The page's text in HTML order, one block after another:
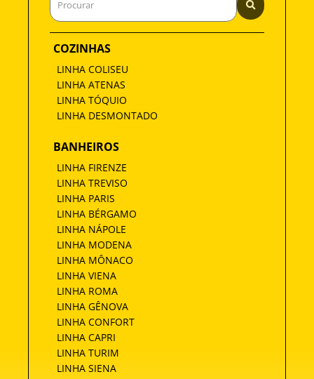
COZINHAS
LINHA COLISEU
LINHA ATENAS
LINHA TÓQUIO
LINHA DESMONTADO
BANHEIROS
LINHA FIRENZE
LINHA TREVISO
LINHA PARIS
LINHA BÉRGAMO
LINHA NÁPOLE
LINHA MODENA
LINHA MÔNACO
LINHA VIENA
LINHA ROMA
LINHA GÊNOVA
LINHA CONFORT
LINHA CAPRI
LINHA TURIM
LINHA SIENA